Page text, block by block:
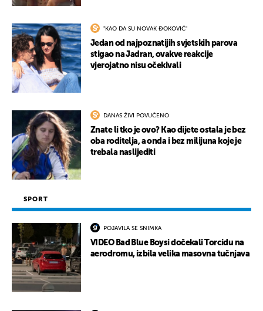
"KAO DA SU NOVAK ĐOKOVIĆ"
Jedan od najpoznatijih svjetskih parova
stigao na Jadran, ovakve reakcije
vjerojatno nisu očekivali
DANAS ŽIVI POVUČENO
Znate li tko je ovo? Kao dijete ostala je bez
oba roditelja, a onda i bez milijuna koje je
trebala naslijediti
SPORT
POJAVILA SE SNIMKA
VIDEO Bad Blue Boysi dočekali Torcidu na
aerodromu, izbila velika masovna tučnjava